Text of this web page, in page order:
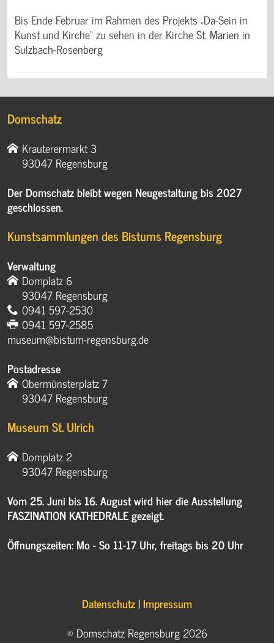
Bis Ende Februar im Rahmen des Projekts „Da-Sein in
Kunst und Kirche“ zu sehen in der Kirche St. Marien in
Sulzbach-Rosenberg
Domschatz
Krauterermarkt 3
93047 Regensburg
Der Domschatz bleibt wegen Neugestaltung bis 2027
geschlossen.
Kunstsammlungen des Bistums Regensburg
Verwaltung
Domplatz 6
93047 Regensburg
0941 597-2530
0941 597-2585
museum@bistum-regensburg.de
Postadresse
Obermünsterplatz 7
93047 Regensburg
Museum St. Ulrich
Domplatz 2
93047 Regensburg
Vom 25. Juni bis 16. August wird hier die Ausstellung
FASZINATION KATHEDRALE gezeigt.
Öffnungszeiten: Mo - So 11-17 Uhr, freitags bis 20 Uhr
Datenschutz|Impressum
© Domschatz Regensburg 2026